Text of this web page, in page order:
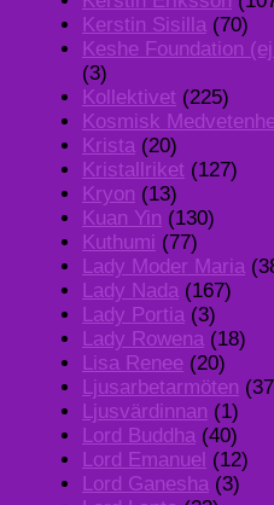
Kerstin Sisilla (70)
Keshe Foundation
(3)
Kollektivet (225)
Kosmisk
Krista (20)
Kristallriket (127)
Kryon (13)
Kuan Yin (130)
Kuthumi (77)
Lady Moder Maria
Lady Nada (167)
Lady Portia (3)
Lady Rowena (18)
Lisa Renee (20)
Ljusarbetarmöten
Ljusvärdinnan (1)
Lord Buddha (40)
Lord Emanuel (12)
Lord Ganesha (3)